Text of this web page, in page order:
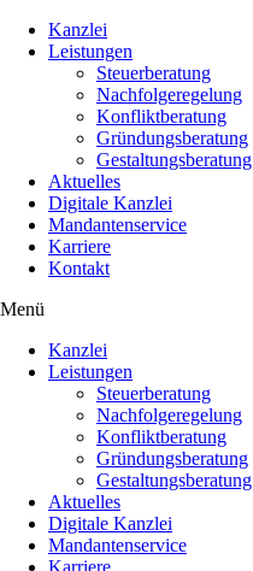
Kanzlei
Leistungen
Steuerberatung
Nachfolgeregelung
Konfliktberatung
Gründungsberatung
Gestaltungsberatung
Aktuelles
Digitale Kanzlei
Mandantenservice
Karriere
Kontakt
Menü
Kanzlei
Leistungen
Steuerberatung
Nachfolgeregelung
Konfliktberatung
Gründungsberatung
Gestaltungsberatung
Aktuelles
Digitale Kanzlei
Mandantenservice
Karriere